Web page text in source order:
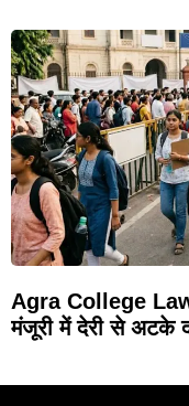
Agra College
मंजूरी में देरी से अटके